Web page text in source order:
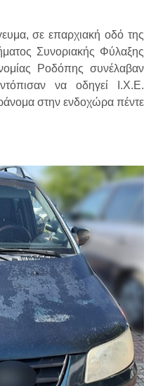
σε επαρχιακή οδό της
Συνοριακής Φύλαξης
Ροδόπης συνέλαβαν
να οδηγεί Ι.Χ.Ε.
στην ενδοχώρα πέντε